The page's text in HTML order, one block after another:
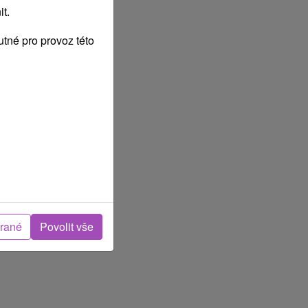
pro provoz této
Povolit vše